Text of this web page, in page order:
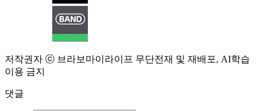
저작권자 ⓒ 브라보마이라이프 무단전재 및 재배포, AI학습
이용 금지
댓글